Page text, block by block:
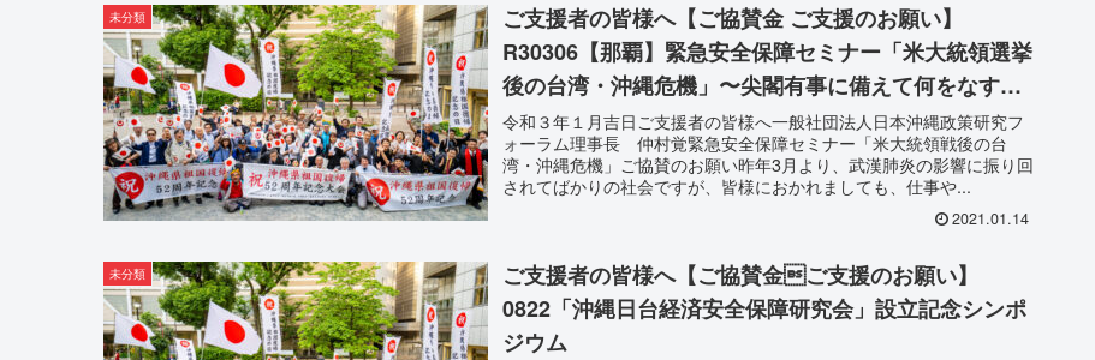
未分類
ご支援者の皆様へ【ご協賛金 ご支援のお願い】
R30306【那覇】緊急安全保障セミナー「米大統領選挙
後の台湾・沖縄危機」〜尖閣有事に備えて何をなすべ
きか〜
令和３年１月吉日ご支援者の皆様へ一般社団法人日本沖縄政策研究フ
ォーラム理事長 仲村覚緊急安全保障セミナー「米大統領戦後の台
湾・沖縄危機」ご協賛のお願い昨年3月より、武漢肺炎の影響に振り回
されてばかりの社会ですが、皆様におかれましても、仕事や...
2021.01.14
未分類
ご支援者の皆様へ【ご協賛金ご支援のお願い】
0822「沖縄日台経済安全保障研究会」設立記念シンポ
ジウム